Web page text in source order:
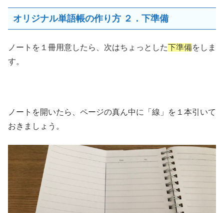
オリジナル単語帳の作り方 ２．下準備
ノートを１冊用意したら、次はちょっとした下準備をしま
す。
ノートを開いたら、ページの真ん中に「線」を１本引いて
おきましょう。